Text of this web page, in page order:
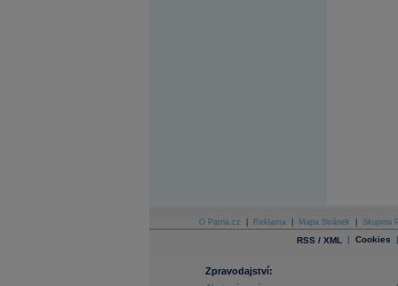
O Patria.cz Reklama Mapa Stránek Skupina
RSS / XML | Cookies |
Zpravodajství: